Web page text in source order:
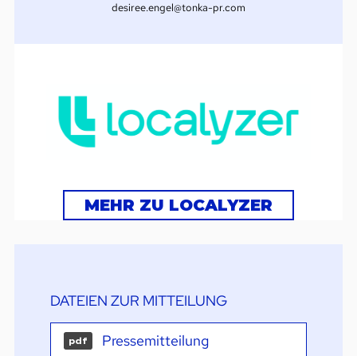
desiree.engel@tonka-pr.com
MEHR ZU LOCALYZER
DATEIEN ZUR MITTEILUNG
pdf Pressemitteilung